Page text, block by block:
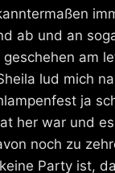
ab und an
am
lud mich
ja
her war und
noch zu
Party ist,